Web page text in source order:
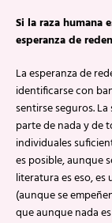
Si la raza humana
esperanza de
La esperanza de
identificarse con
sentirse seguros.
parte de nada y de
individuales
es posible, aunque
literatura es eso,
(aunque se
que aunque nada